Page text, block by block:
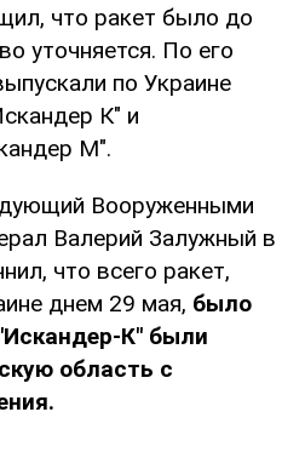
что ракет было до
уточняется. По его
по Украине
К" и
М".
Вооруженными
Валерий Залужный в
что всего ракет,
днем 29 мая, было
К" были
область с